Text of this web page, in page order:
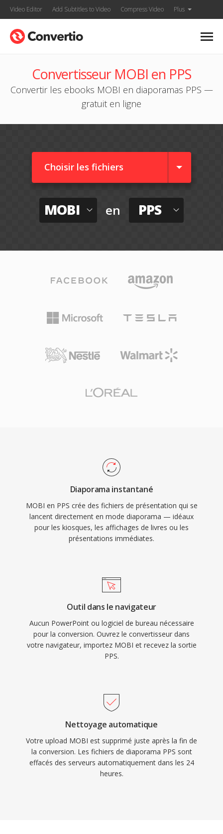
Video Editor Add Subtitles to Video Compress Video Plus
Convertisseur MOBI en PPS
Convertir les ebooks MOBI en diaporamas PPS —
gratuit en ligne
Choisir les fichiers
MOBI en PPS
Diaporama instantané
MOBI en PPS crée des fichiers de présentation qui se
lancent directement en mode diaporama — idéaux
pour les kiosques, les affichages de livres ou les
présentations immédiates.
Outil dans le navigateur
Aucun PowerPoint ou logiciel de bureau nécessaire
pour la conversion. Ouvrez le convertisseur dans
votre navigateur, importez MOBI et recevez la sortie
PPS.
Nettoyage automatique
Votre upload MOBI est supprimé juste après la fin de
la conversion. Les fichiers de diaporama PPS sont
effacés des serveurs automatiquement dans les 24
heures.